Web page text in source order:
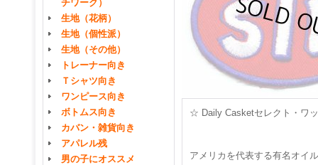
チワーク）
生地（花柄）
生地（個性派）
生地（その他）
トレーナー向き
Ｔシャツ向き
ワンピース向き
ボトムス向き
カバン・雑貨向き
アパレル残
男の子にオススメ
☆ Daily Casketセレクト・
アメリカを代表する有名オイ